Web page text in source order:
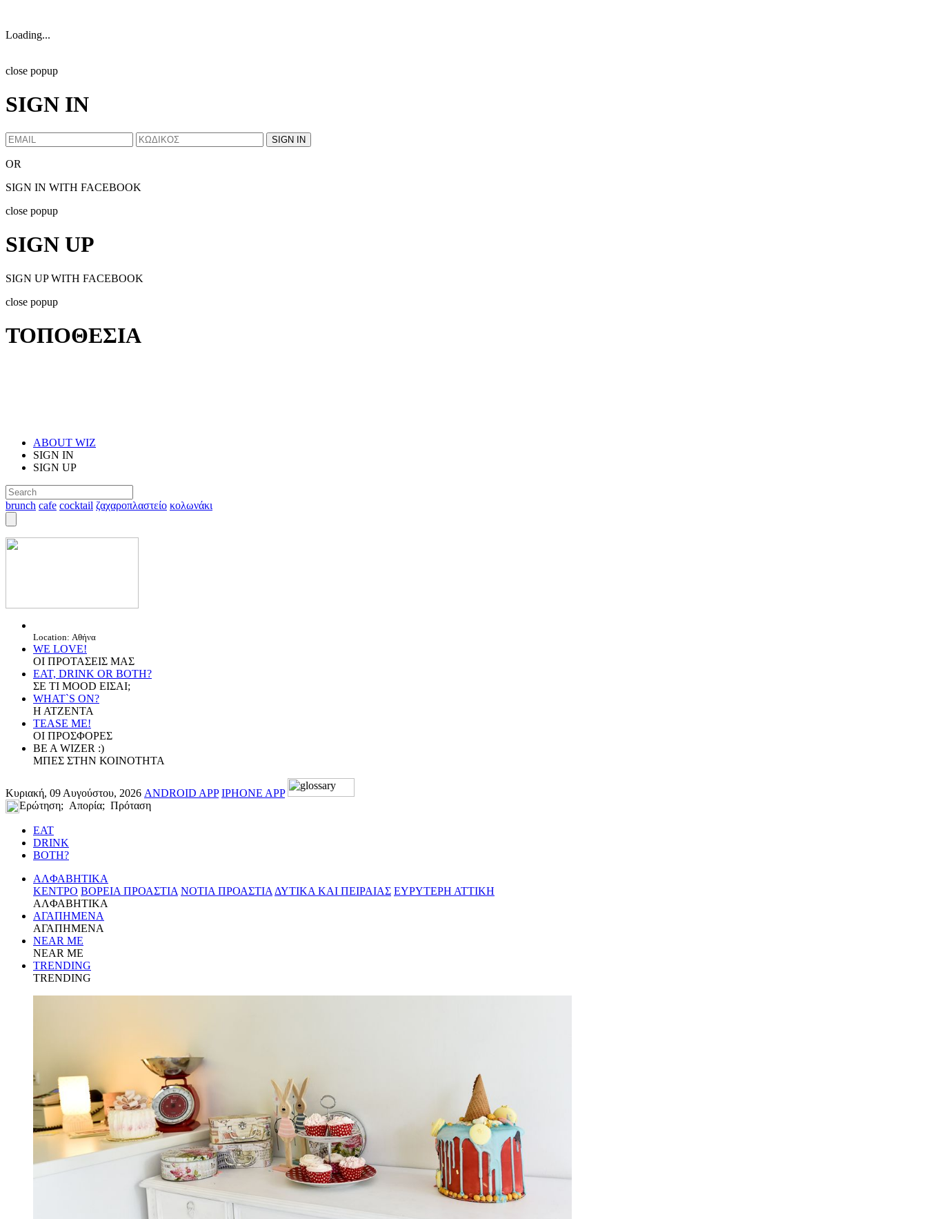
Loading...
close popup
SIGN IN
OR
SIGN IN WITH FACEBOOK
close popup
SIGN UP
SIGN UP WITH FACEBOOK
close popup
ΤΟΠΟΘΕΣΙΑ
ABOUT WIZ
SIGN IN
SIGN UP
brunch cafe cocktail ζαχαροπλαστείο κολωνάκι
Location: Αθήνα
WE LOVE!
ΟΙ ΠΡΟΤΑΣΕΙΣ ΜΑΣ
EAT, DRINK OR BOTH?
ΣΕ ΤΙ MOOD ΕΙΣΑΙ;
WHAT`S ON?
Η ΑΤΖΕΝΤΑ
TEASE ME!
ΟΙ ΠΡΟΣΦΟΡΕΣ
BE A WIZER :)
ΜΠΕΣ ΣΤΗΝ ΚΟΙΝΟΤΗΤΑ
Κυριακή, 09 Αυγούστου, 2026 ANDROID APP IPHONE APP
Ερώτηση; Απορία; Πρόταση
EAT
DRINK
BOTH?
ΑΛΦΑΒΗΤΙΚΑ
ΚΕΝΤΡΟ ΒΟΡΕΙΑ ΠΡΟΑΣΤΙΑ ΝΟΤΙΑ ΠΡΟΑΣΤΙΑ ΔΥΤΙΚΑ ΚΑΙ ΠΕΙΡΑΙΑΣ ΕΥΡΥΤΕΡΗ ΑΤΤΙΚΗ
ΑΛΦΑΒΗΤΙΚΑ
ΑΓΑΠΗΜΕΝΑ
ΑΓΑΠΗΜΕΝΑ
NEAR ME
NEAR ME
TRENDING
TRENDING